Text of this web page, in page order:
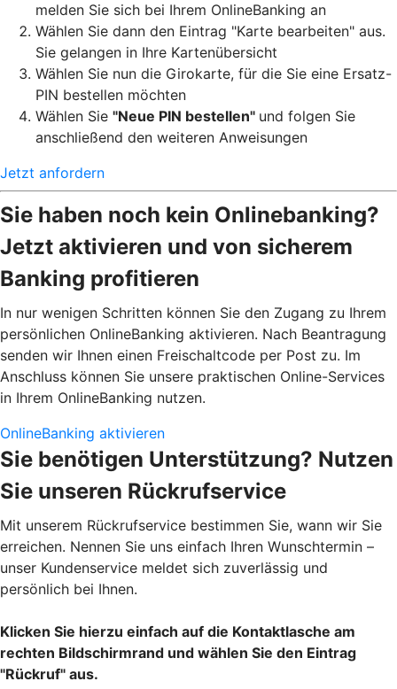
melden Sie sich bei Ihrem OnlineBanking an
Wählen Sie dann den Eintrag "Karte bearbeiten" aus.
Sie gelangen in Ihre Kartenübersicht
Wählen Sie nun die Girokarte, für die Sie eine Ersatz-
PIN bestellen möchten
Wählen Sie "Neue PIN bestellen" und folgen Sie
anschließend den weiteren Anweisungen
Jetzt anfordern
Sie haben noch kein Onlinebanking?
Jetzt aktivieren und von sicherem
Banking profitieren
In nur wenigen Schritten können Sie den Zugang zu Ihrem
persönlichen OnlineBanking aktivieren. Nach Beantragung
senden wir Ihnen einen Freischaltcode per Post zu. Im
Anschluss können Sie unsere praktischen Online-Services
in Ihrem OnlineBanking nutzen.
OnlineBanking aktivieren
Sie benötigen Unterstützung? Nutzen
Sie unseren Rückrufservice
Mit unserem Rückrufservice bestimmen Sie, wann wir Sie
erreichen. Nennen Sie uns einfach Ihren Wunschtermin –
unser Kundenservice meldet sich zuverlässig und
persönlich bei Ihnen.
Klicken Sie hierzu einfach auf die Kontaktlasche am
rechten Bildschirmrand und wählen Sie den Eintrag
"Rückruf" aus.